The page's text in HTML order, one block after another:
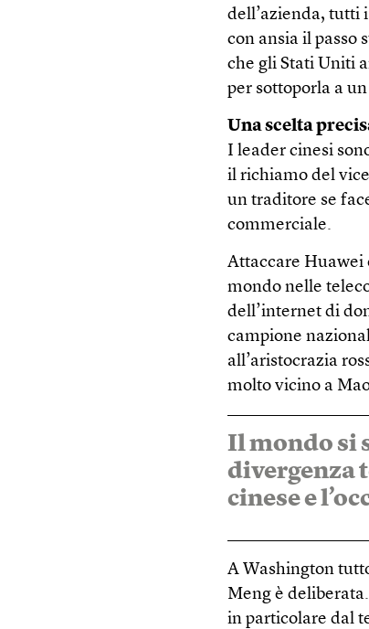
dell’azienda, tutti
con ansia il passo
che gli Stati Uniti
per sottoporla a
Una scelta
I leader cinesi
il richiamo del
un traditore se
commerciale.
Attaccare Huawei
mondo nelle
dell’internet di
campione
all’aristocrazia
molto vicino a
Il mondo si
divergenza
cinese e
A Washington
Meng è
in particolare dal